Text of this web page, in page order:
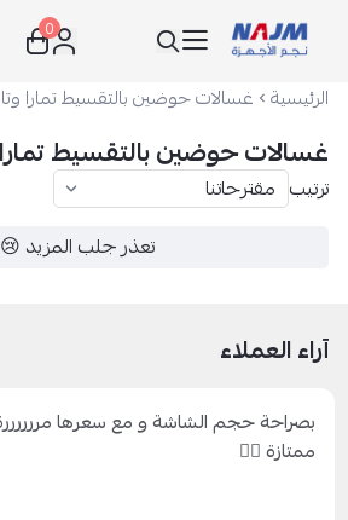
نجم الأجهزة
0
الرئيسية غسالات حوضين بالتقسيط تمارا
غسالات حوضين بالتقسيط تمارا
ترتيب
تعذر جلب المزيد 😢
آراء العملاء
بصراحة حجم الشاشة و مع سعرها
ممتازة 👍🏻